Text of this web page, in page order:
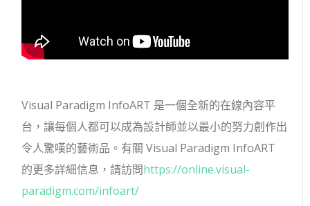
Visual Paradigm InfoART 是一個全新的在線內容平
台，讓每個人都可以成為設計師並以最小的努力創作出
令人驚嘆的藝術品。有關 Visual Paradigm InfoART
的更多詳細信息，請訪問https://online.visual-
paradigm.com/infoart/